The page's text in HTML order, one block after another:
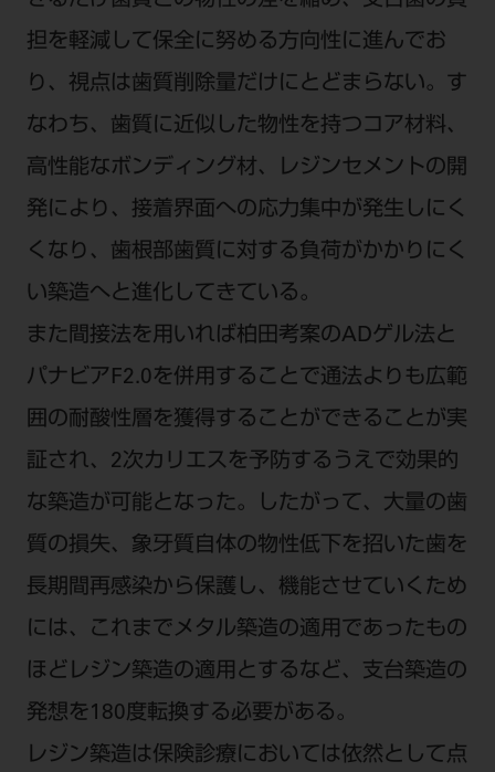
担を軽減して保全に努める方向性に進んでお
り、視点は歯質削除量だけにとどまらない。す
なわち、歯質に近似した物性を持つコア材料、
高性能なボンディング材、レジンセメントの開
発により、接着界面への応力集中が発生しにく
くなり、歯根部歯質に対する負荷がかかりにく
い築造へと進化してきている。
また間接法を用いれば柏田考案のADゲル法と
パナビアF2.0を併用することで通法よりも広範
囲の耐酸性層を獲得することができることが実
証され、2次カリエスを予防するうえで効果的
な築造が可能となった。したがって、大量の歯
質の損失、象牙質自体の物性低下を招いた歯を
長期間再感染から保護し、機能させていくため
には、これまでメタル築造の適用であったもの
ほどレジン築造の適用とするなど、支台築造の
発想を180度転換する必要がある。
レジン築造は保険診療においては依然として点
企業情報
個人情報保護方針 特定商取引について
推奨環境 サイトマップ